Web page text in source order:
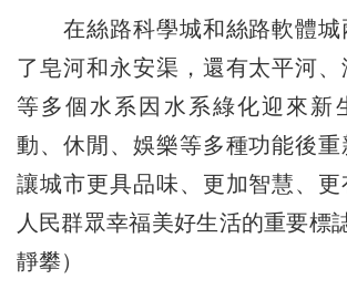
在絲路科學城和絲路軟體城
了皂河和永安渠，還有太平河
等多個水系因水系綠化迎來新
動、休閒、娛樂等多種功能後重
讓城市更具品味、更加智慧、
人民群眾幸福美好生活的重要標
靜攀）